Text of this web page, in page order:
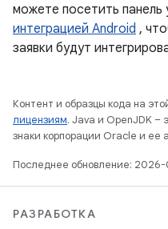
можете посетить панель
интеграцией Android ,
заявки будут
Контент и образцы кода на
лицензиям. Java и OpenJDK –
знаки корпорации Oracle и ее
Последнее обновление: 2026-
РАЗРАБОТКА